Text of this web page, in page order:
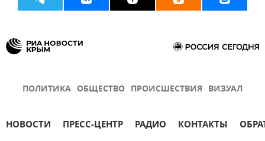
ПОЛИТИКА ОБЩЕСТВО ПРОИСШЕСТВИЯ ВИЗУАЛ
НОВОСТИ ПРЕСС-ЦЕНТР РАДИО КОНТАКТЫ